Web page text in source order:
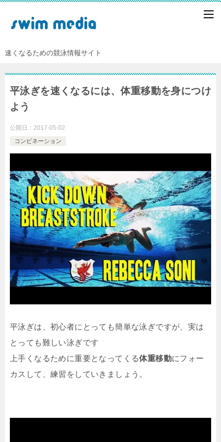
速くなるための競泳情報サイト
平泳ぎを速くなるには、体重移動を身につけ
よう
公開日： 2017-05-02
コンビネーション
平泳ぎは、初心者にとっても簡単な泳ぎですが、実は
とっても難しい泳ぎです
上手くなるために重要となってくる体重移動にフォー
カスして、練習をしていきましょう。